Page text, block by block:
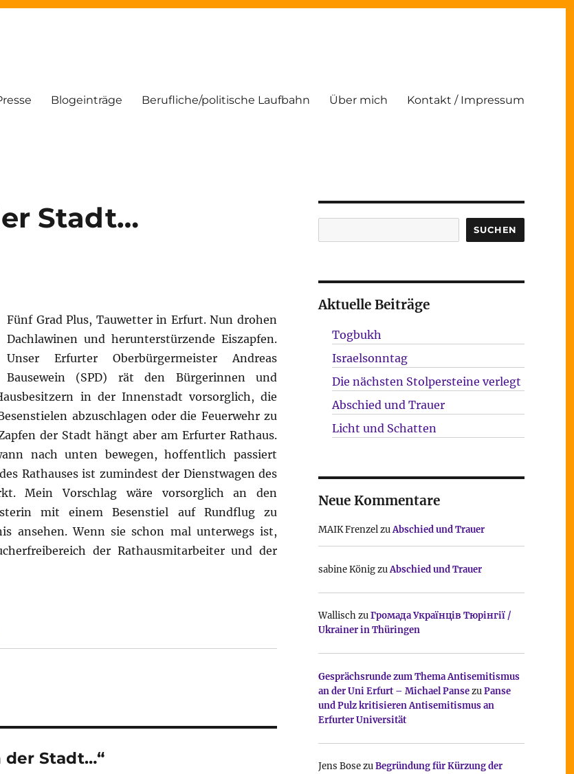
Blogeinträge Berufliche/politische Laufbahn Über mich Kontakt / Impressum
Stadt…
Fünf Grad Plus, Tauwetter in Erfurt. Nun drohen
Dachlawinen und herunterstürzende Eiszapfen.
Unser Erfurter Oberbürgermeister Andreas
Bausewein (SPD) rät den Bürgerinnen und
in der Innenstadt vorsorglich, die
abzuschlagen oder die Feuerwehr zu
der Stadt hängt aber am Erfurter Rathaus.
nach unten bewegen, hoffentlich passiert
Rathauses ist zumindest der Dienstwagen des
Mein Vorschlag wäre vorsorglich an den
mit einem Besenstiel auf Rundflug zu
ansehen. Wenn sie schon mal unterwegs ist,
der Rathausmitarbeiter und der
der Stadt…“
SUCHEN
Aktuelle Beiträge
Togbukh
Israelsonntag
Die nächsten Stolpersteine verlegt
Abschied und Trauer
Licht und Schatten
Neue Kommentare
MAIK FrenzelzuAbschied und Trauer
sabine KönigzuAbschied und Trauer
WallischzuГромада Українців Тюрінгії /
Ukrainer in Thüringen
Gesprächsrunde zum Thema Antisemitismus
an der Uni Erfurt – Michael PansezuPanse
und Pulz kritisieren Antisemitismus an
Erfurter Universität
Jens BosezuBegründung für Kürzung der